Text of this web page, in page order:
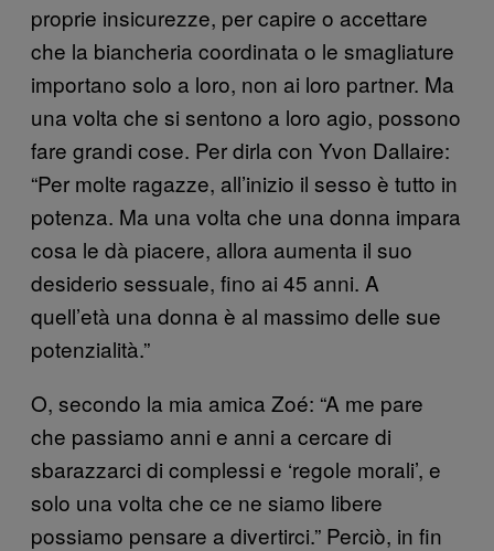
proprie insicurezze, per capire o accettare
che la biancheria coordinata o le smagliature
importano solo a loro, non ai loro partner. Ma
una volta che si sentono a loro agio, possono
fare grandi cose. Per dirla con Yvon Dallaire:
“Per molte ragazze, all’inizio il sesso è tutto in
potenza. Ma una volta che una donna impara
cosa le dà piacere, allora aumenta il suo
desiderio sessuale, fino ai 45 anni. A
quell’età una donna è al massimo delle sue
potenzialità.”
O, secondo la mia amica Zoé: “A me pare
che passiamo anni e anni a cercare di
sbarazzarci di complessi e ‘regole morali’, e
solo una volta che ce ne siamo libere
possiamo pensare a divertirci.” Perciò, in fin